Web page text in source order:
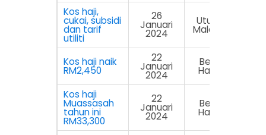
Kos haji,
cukai, subsidi
dan tarif
utiliti
26
Januari
2024
Utusan
Malaysia
Kos haji naik
RM2,450
22
Januari
2024
Berita
Harian
Kos haji
Muassasah
tahun ini
RM33,300
22
Januari
2024
Berita
Harian